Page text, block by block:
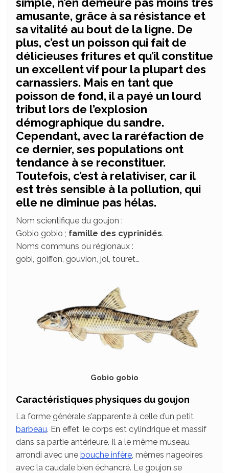
amusante, grâce à sa résistance et
sa vitalité au bout de la ligne. De
plus, c’est un poisson qui fait de
délicieuses fritures et qu’il constitue
un excellent vif pour la plupart des
carnassiers. Mais en tant que
poisson de fond, il a payé un lourd
tribut lors de l’explosion
démographique du sandre.
Cependant, avec la raréfaction de
ce dernier, ses populations ont
tendance à se reconstituer.
Toutefois, c’est à relativiser, car il
est très sensible à la pollution, qui
elle ne diminue pas hélas.
Nom scientifique du goujon :
Gobio gobio ; famille des cyprinidés.
Noms communs ou régionaux :
gobi, goiffon, gouvion, jol, touret…
Gobio gobio
Caractéristiques physiques du goujon
La forme générale s’apparente à celle d’un petit
barbeau. En effet, le corps est cylindrique et massif
dans sa partie antérieure. Il a le même museau
arrondi avec une bouche infère, mêmes nageoires
avec la caudale bien échancré. Le goujon se